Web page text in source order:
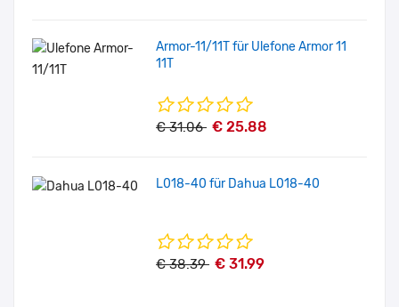
Armor-11/11T für Ulefone Armor 11
11T
€ 31.06 € 25.88
L018-40 für Dahua L018-40
€ 38.39 € 31.99